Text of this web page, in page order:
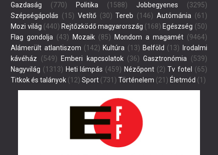
Gazdaság (770) Politika (1588) Jobbegyenes (3295)
Szépségápolás (15) Vetítő(30) Tereb (146) Autómánia (61)
Mozi világ (440) Rejtőzködő magyarország (168) Egészség (50)
Flag gondolja (43) Mozaik (85) Mondom a magamét(9464)
Alámerült atlantiszom (142) Kultúra (13) Belföld (13)
Irodalmi
kávéház (549) Emberi kapcsolatok(36) Gasztronómia (539)
Nagyvilág (1313) Heti lámpás (459) Nézőpont(2) Tv fotel
(65)
Titkok és talányok (12) Sport (731) Történelem (21) Életmód (1)